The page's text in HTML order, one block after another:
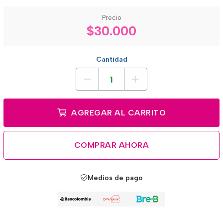
Precio
$30.000
Cantidad
AGREGAR AL CARRITO
COMPRAR AHORA
Medios de pago